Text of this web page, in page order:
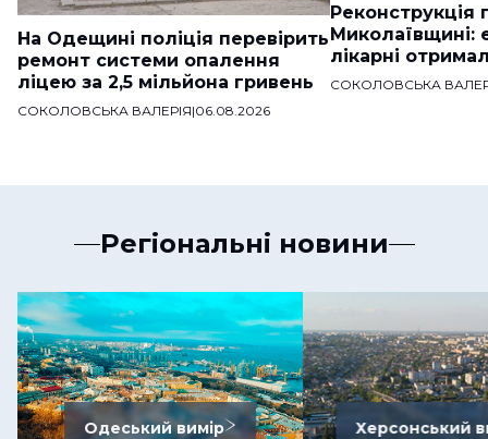
На Одещині поліція перевірить
ремонт системи опалення
ліцею за 2,5 мільйона гривень
СОКОЛОВСЬКА ВАЛЕРІЯ|06.08.2026
Реконструкція
Миколаївщині:
лікарні
СОКОЛОВСЬКА
Регіональні новини
Одеський вимір Херсонський